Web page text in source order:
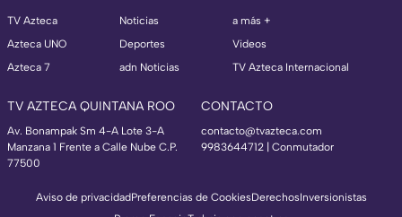
TV Azteca
Azteca UNO
Azteca 7
Noticias
Deportes
adn Noticias
a más +
Videos
TV Azteca Internacional
TV AZTECA QUINTANA ROO
Av. Bonampak Sm 4-A Lote 3-A
Manzana 1 Frente a Calle Nube C.P.
77500
CONTACTO
contacto@tvazteca.com
9983644712 | Conmutador
Aviso de privacidadPreferencias de CookiesDerechosInversionistas